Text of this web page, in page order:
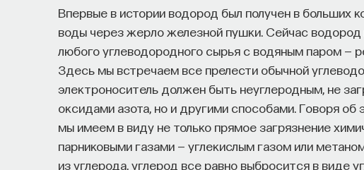
Впервые в истории водород был получен в больших
воды через жерло железной пушки. Сейчас водород
любого углеводородного сырья с водяным паром —
Здесь мы встречаем все прелести обычной
электроноситель должен быть неуглеродным, не
оксидами азота, но и другими способами. Говоря об
мы имеем в виду не только прямое загрязнение
парниковыми газами — углекислым газом или
из углерода, углерод все равно выбросится в виде